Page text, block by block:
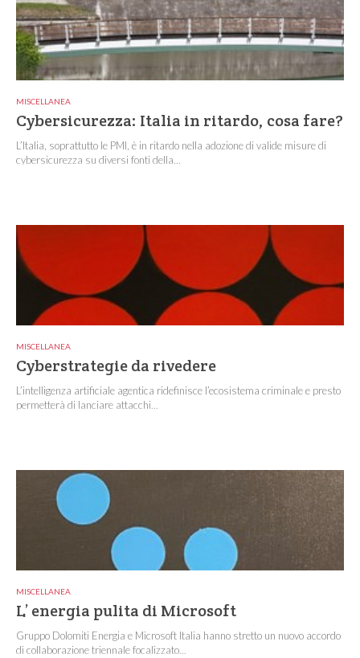
MISCELLANEA
Cybersicurezza: Italia in ritardo, cosa fare?
L’Italia, soprattutto le PMI, è in ritardo nella adozione di valide misure di
cybersicurezza su diversi fonti della...
MISCELLANEA
Cyberstrategie da rivedere
L’intelligenza artificiale agentica ridefinisce l’ecosistema criminale e presto
permetterà di lanciare attacchi...
MISCELLANEA
L’ energia pulita di Microsoft
Gruppo Dolomiti Energia e Microsoft Italia hanno stretto un nuovo accordo
di collaborazione triennale focalizzato...